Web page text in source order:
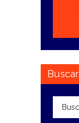
Buscar
Buscar: